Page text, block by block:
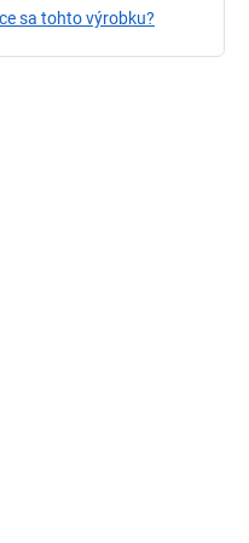
sa tohto výrobku?